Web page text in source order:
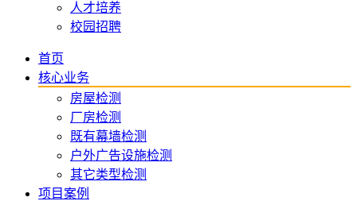
人才培养
校园招聘
首页
核心业务
房屋检测
厂房检测
既有幕墙检测
户外广告设施检测
其它类型检测
项目案例